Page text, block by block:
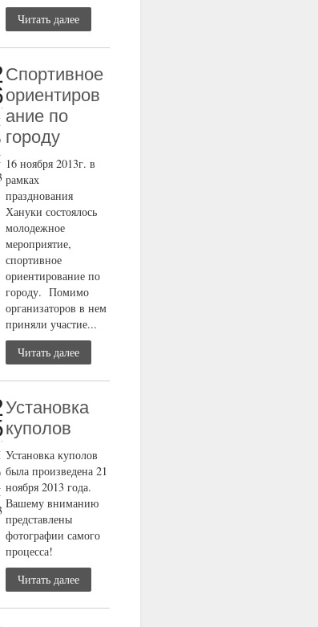
Читать далее
Cпортивное
ориентиров
ание по
городу
16 ноября 2013г. в
рамках
празднования
Хануки состоялось
молодежное
мероприятие,
спортивное
ориентирование по
городу. Помимо
организаторов в нем
приняли участие...
Читать далее
Установка
куполов
Установка куполов
была произведена 21
ноября 2013 года.
Вашему вниманию
представлены
фотографии самого
процесса!
Читать далее